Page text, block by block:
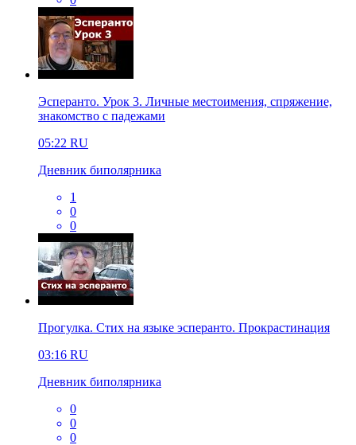
Эсперанто. Урок 3. Личные местоимения, спряжение,
знакомство с падежами
05:22 RU
Дневник биполярника
1
0
0
Прогулка. Стих на языке эсперанто. Прокрастинация
03:16 RU
Дневник биполярника
0
0
0